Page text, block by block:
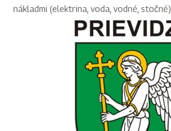
nákladmi (elektrina, voda, vodné, stočné).